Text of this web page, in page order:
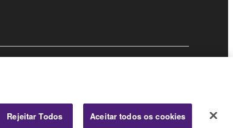
Rejeitar Todos Aceitar todos os cookies